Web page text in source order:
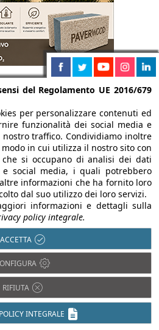
del Regolamento UE 2016/679
per personalizzare contenuti ed
funzionalità dei social media e
traffico. Condividiamo inoltre
in cui utilizza il nostro sito con
si occupano di analisi dei dati
social media, i quali potrebbero
informazioni che ha fornito loro
dal suo utilizzo dei loro servizi.
informazioni e dettagli sulla
policy integrale.
ACCETTA
RIFIUTA
INTEGRALE